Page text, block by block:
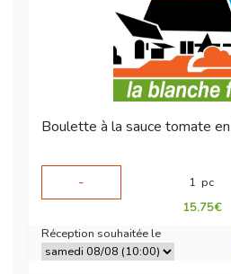
Boulette à la sauce tomate
-
1 pc
15.75€
Réception souhaitée le